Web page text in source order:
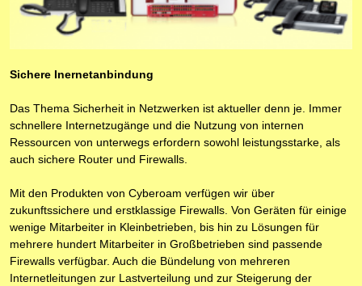
Sichere Inernetanbindung
Das Thema Sicherheit in Netzwerken ist aktueller denn je. Immer
schnellere Internetzugänge und die Nutzung von internen
Ressourcen von unterwegs erfordern sowohl leistungsstarke, als
auch sichere Router und Firewalls.
Mit den Produkten von Cyberoam verfügen wir über
zukunftssichere und erstklassige Firewalls. Von Geräten für einige
wenige Mitarbeiter in Kleinbetrieben, bis hin zu Lösungen für
mehrere hundert Mitarbeiter in Großbetrieben sind passende
Firewalls verfügbar. Auch die Bündelung von mehreren
Internetleitungen zur Lastverteilung und zur Steigerung der